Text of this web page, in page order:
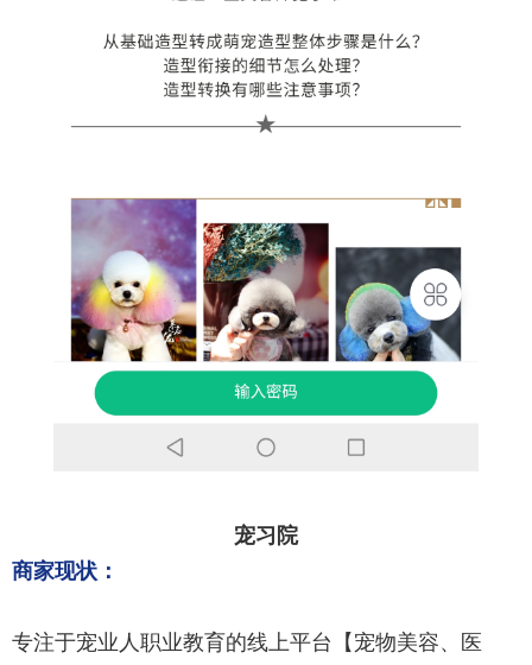
宠习院
商家现状：
专注于宠业人职业教育的线上平台【宠物美容、医